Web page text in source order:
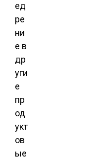
ед
ре
ни
е в
др
уги
е
пр
од
укт
ов
ые